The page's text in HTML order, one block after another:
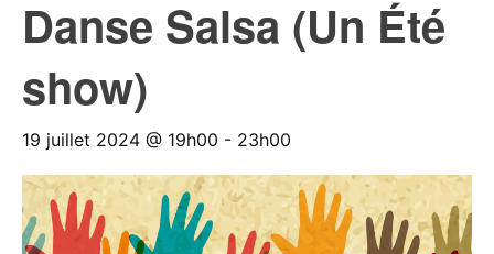
Danse Salsa (Un Été
show)
19 juillet 2024 @ 19h00 - 23h00